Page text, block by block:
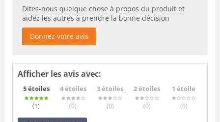
Dites-nous quelque chose à propos du produit et
aidez les autres à prendre la bonne décision
Donnez votre avis
Afficher les avis avec:
5 étoiles
(1)
4 étoiles
(0)
3 étoiles
(0)
2 étoiles
(0)
1 étoile
(0)